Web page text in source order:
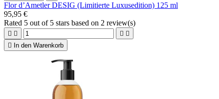
Flor d’Ametler DESIG (Limitierte Luxusedition) 125 ml
95,95 €
Rated 5 out of 5 stars based on 2 review(s)
   

In den Warenkorb